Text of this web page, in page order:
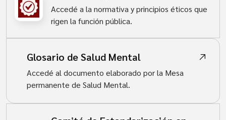
Accedé a la normativa y principios éticos que
rigen la función pública.
Glosario de Salud Mental
Accedé al documento elaborado por la Mesa
permanente de Salud Mental.